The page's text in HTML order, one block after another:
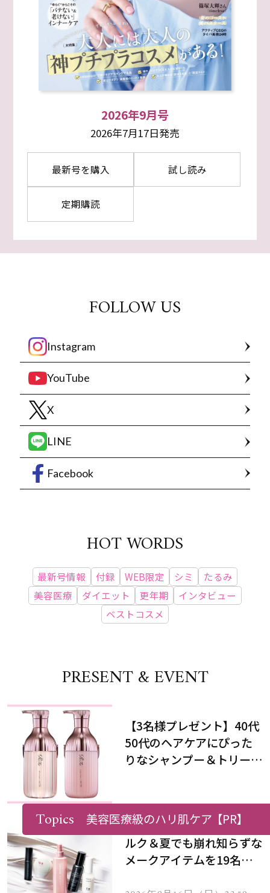
2026年9月号
2026年7月17日発売
最新号を購入 試し読み
定期購読
FOLLOW US
Instagram
YouTube
X
LINE
Facebook
HOT WORDS
最新号情報 付録 WEB限定 シミ
たるみ
美容医療
ダイエット 更年期
インタビュー
ベストコスメ
PRESENT & EVENT
【3名様プレゼント】40代
50代のヘアケアにぴった
りなシャンプー＆トリート
【8/16まで】最新ヘアミ
ルク＆夏でも崩れ知らずな
メークアイテムを19名様
Topics 美容医療級のハリ肌ケア【PR】